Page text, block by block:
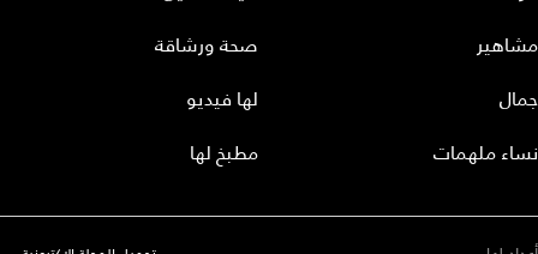
مشاهير
جمال
نساء ملهمات
صحة ورشاقة
لها فيديو
مطبخ لها